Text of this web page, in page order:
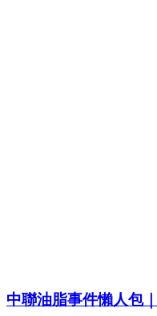
中聯油脂事件懶人包